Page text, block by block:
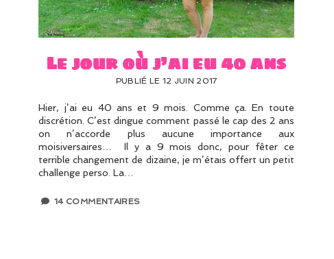
Le jour où j’ai eu 40 ans
PUBLIÉ LE 12 JUIN 2017
Hier, j’ai eu 40 ans et 9 mois. Comme ça. En toute
discrétion. C’est dingue comment passé le cap des 2 ans
on n’accorde plus aucune importance aux
moisiversaires… Il y a 9 mois donc, pour fêter ce
terrible changement de dizaine, je m’étais offert un petit
challenge perso. La…
14 COMMENTAIRES